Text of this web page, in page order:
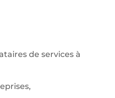
de services à